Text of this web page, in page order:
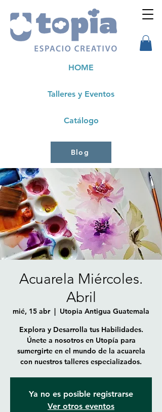
Talleres y Eventos
HOME
Catálogo
Blog
Acuarela Miércoles.
Abril
mié, 15 abr
  |
Utopia Antigua Guatemala
Explora y Desarrolla tus Habilidades.
Únete a nosotros en Utopía para
sumergirte en el mundo de la acuarela
con nuestros talleres especializados.
Ya no es posible registrarse
Ver otros eventos